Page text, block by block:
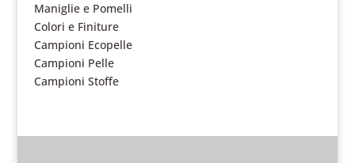
Maniglie e Pomelli
Colori e Finiture
Campioni Ecopelle
Campioni Pelle
Campioni Stoffe